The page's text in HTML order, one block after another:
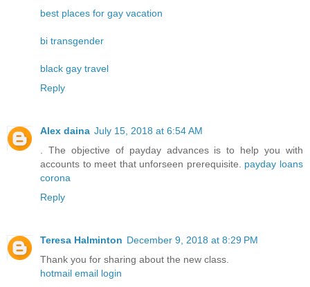
best places for gay vacation
bi transgender
black gay travel
Reply
Alex daina July 15, 2018 at 6:54 AM
. The objective of payday advances is to help you with
accounts to meet that unforseen prerequisite. payday loans
corona
Reply
Teresa Halminton December 9, 2018 at 8:29 PM
Thank you for sharing about the new class.
hotmail email login